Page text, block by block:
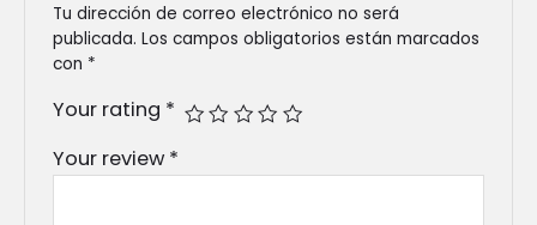
Tu dirección de correo electrónico no será
publicada. Los campos obligatorios están marcados
con *
Your rating *
Your review *